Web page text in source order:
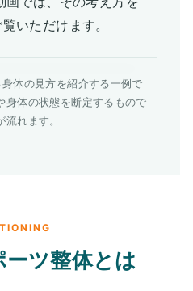
いただけます。
体の見方を紹介する一例で
身体の状態を断定するもので
れます。
ツ整体とは